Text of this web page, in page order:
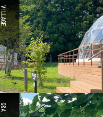
VILLAGE
Q&A